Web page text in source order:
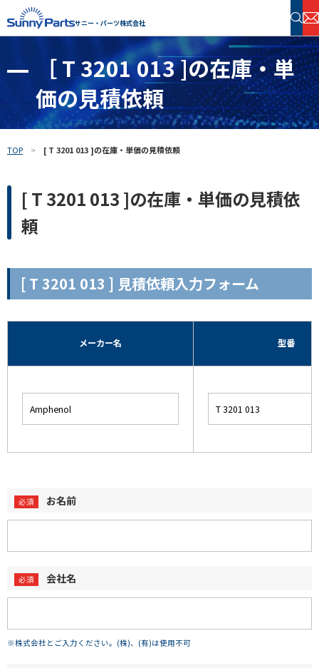
サニー・パーツ株式会社
半導体・電子部品 在庫検索
フリーワードで探す
［ T 3201 013 ]の在庫・単
価の見積依頼
TOP [ T 3201 013 ]の在庫・単価の見積依頼
[ T 3201 013 ]の在庫・単価の見積依
頼
[ T 3201 013 ] 見積依頼入力フォーム
メーカー名 型番
お名前
会社名
※株式会社とご入力ください。(株)、(有)は使用不可